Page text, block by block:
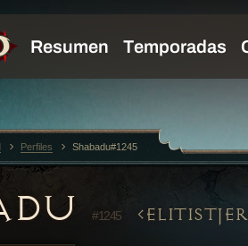
#1245
Perfiles Shabadu#1245